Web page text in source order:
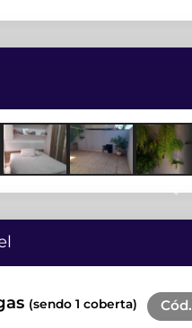
(sendo 1 coberta) Cód.